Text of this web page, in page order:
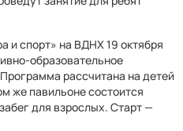
и спорт» на ВДНХ 19 октября
образовательное
рассчитана на детей
же павильоне состоится
для взрослых. Старт —